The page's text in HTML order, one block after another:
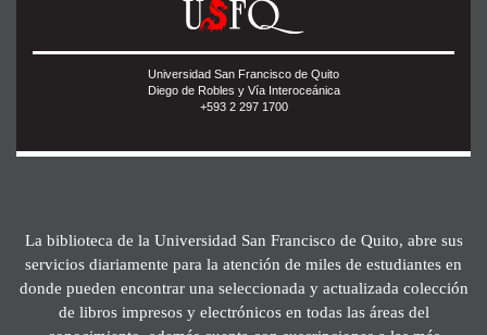
Universidad San Francisco de Quito
Diego de Robles y Vía Interoceánica
+593 2 297 1700
La biblioteca de la Universidad San Francisco de Quito, abre sus
servicios diariamente para la atención de miles de estudiantes en
donde pueden encontrar una seleccionada y actualizada colección
de libros impresos y electrónicos en todas las áreas del